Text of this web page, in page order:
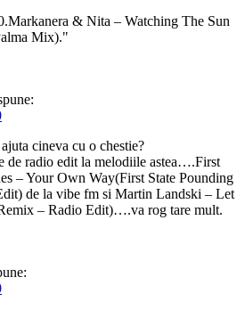
& Nita – Watching The Sun
Mix)."
cineva cu o chestie?
de radio edit la melodiile astea….First
– Your Own Way(First State Pounding
de la vibe fm si Martin Landski – Let
– Radio Edit)….va rog tare mult.